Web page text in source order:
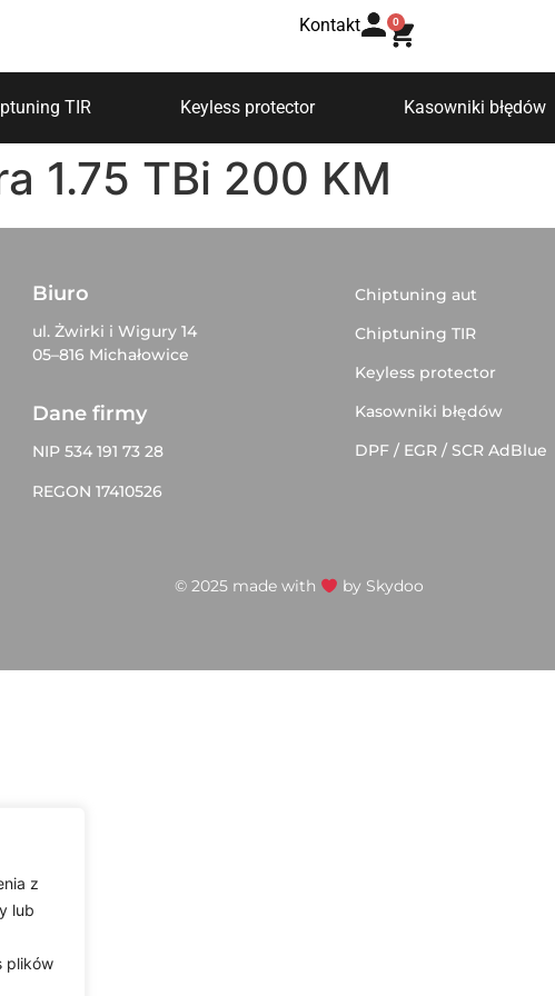
z
lub
plików
Kontakt 0
TIR Keyless protector Kasowniki błędów
1.75 TBi 200 KM
Biuro
ul. Żwirki i Wigury 14
05–816 Michałowice
Dane firmy
NIP 534 191 73 28
REGON 17410526
Chiptuning aut
Chiptuning TIR
Keyless protector
Kasowniki błędów
DPF / EGR / SCR AdBlue
© 2025 made with by Skydoo